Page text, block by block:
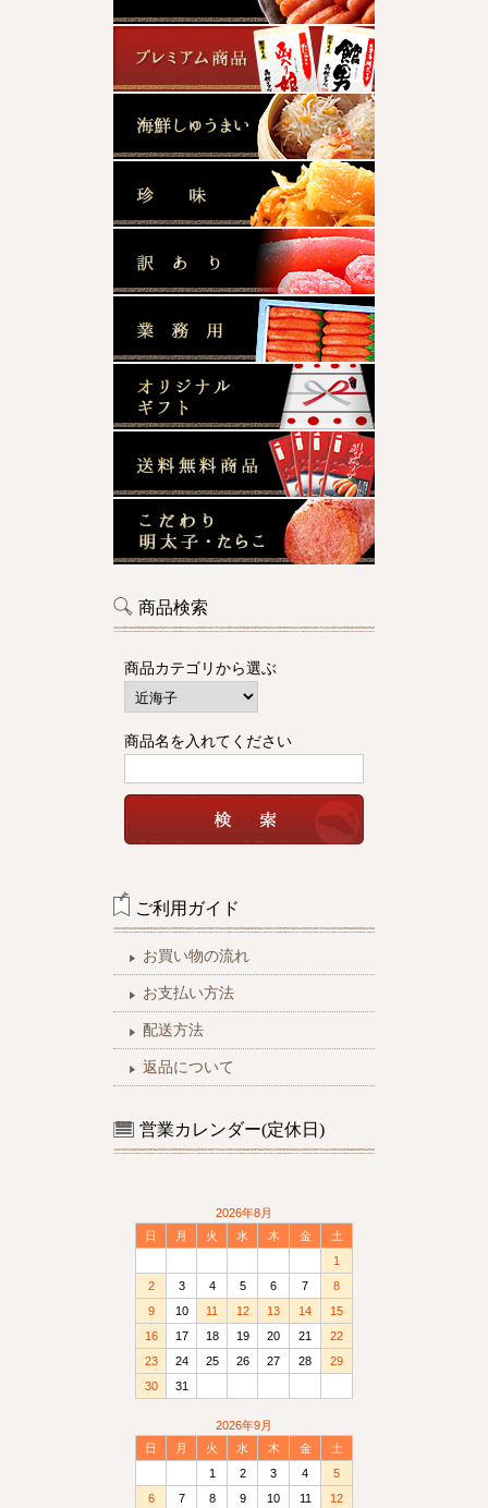
商品検索
商品カテゴリから選ぶ
商品名を入れてください
ご利用ガイド
お買い物の流れ
お支払い方法
配送方法
返品について
営業カレンダー(定休日)
2026年8月
日
月 火 水 木 金
土
1
2
3 4 5 6 7
8
9
10 11 12 13 14
15
16
17 18 19 20 21
22
23
24 25 26 27 28
29
30
31
2026年9月
日
月 火 水 木 金
土
1
2 3 4
5
6
7 8 9 10 11
12